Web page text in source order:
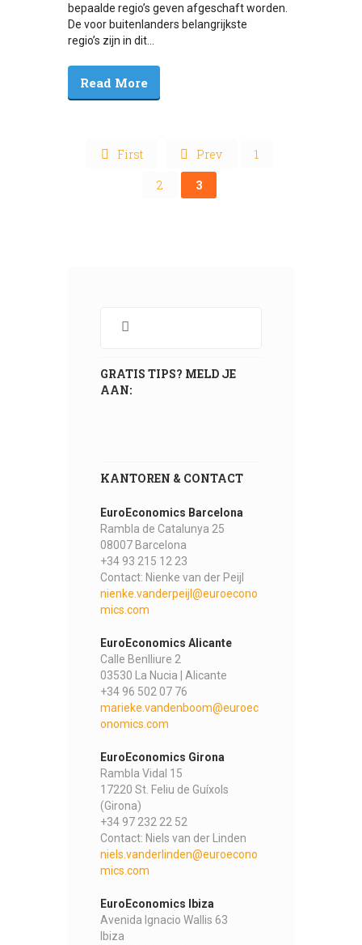
bepaalde regio’s geven afgeschaft worden.
De voor buitenlanders belangrijkste
regio’s zijn in dit...
Read More
First Prev
1
2
3
GRATIS TIPS? MELD JE
AAN:
KANTOREN & CONTACT
EuroEconomics Barcelona
Rambla de Catalunya 25
08007 Barcelona
+34 93 215 12 23
Contact: Nienke van der Peijl
nienke.vanderpeijl@euroecono
mics.com
EuroEconomics Alicante
Calle Benlliure 2
03530 La Nucia | Alicante
+34 96 502 07 76
marieke.vandenboom@euroec
onomics.com
EuroEconomics Girona
Rambla Vidal 15
17220 St. Feliu de Guíxols
(Girona)
+34 97 232 22 52
Contact: Niels van der Linden
niels.vanderlinden@euroecono
mics.com
EuroEconomics Ibiza
Avenida Ignacio Wallis 63
Ibiza